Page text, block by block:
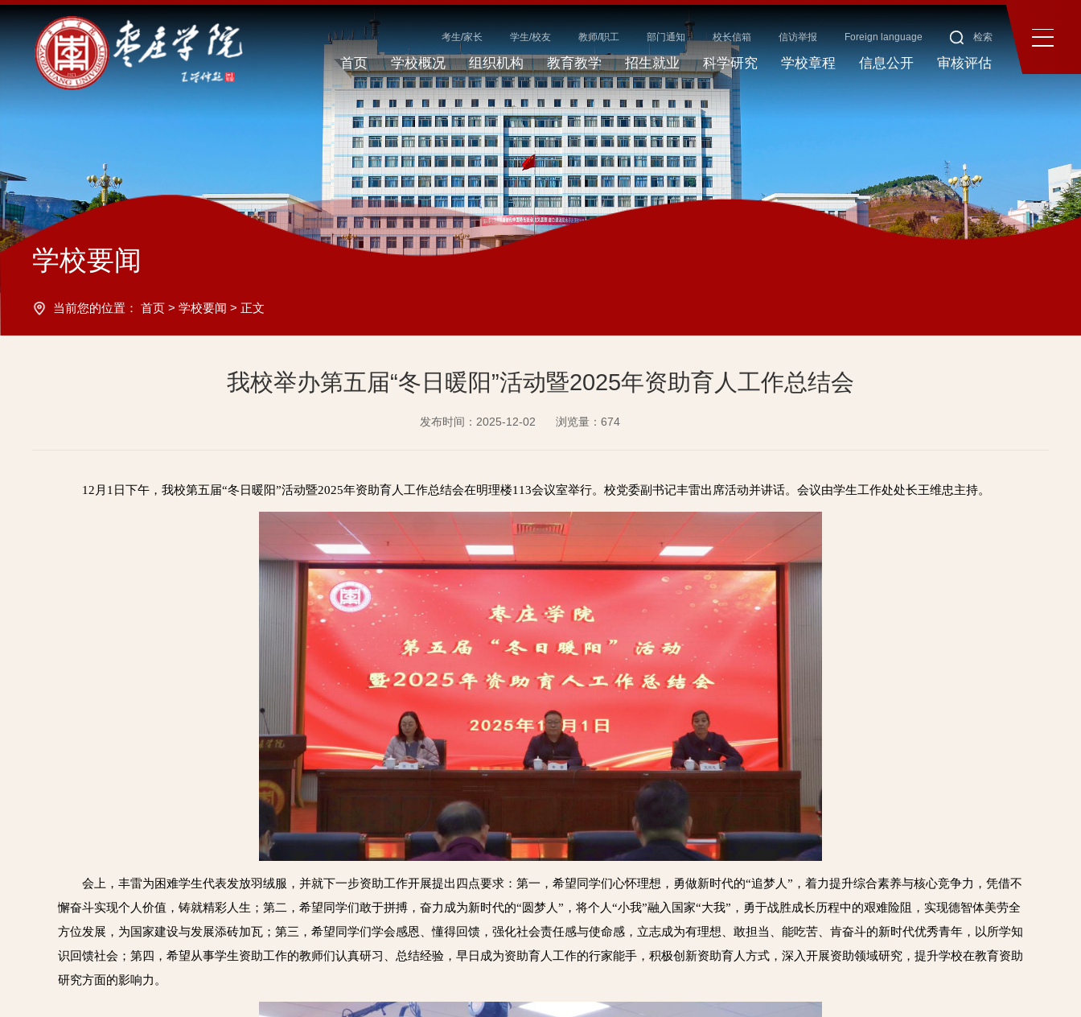
考生/家长 学生/校友 教师/职工 部门通知 校长信箱 信访举报 Foreign language 检索
首页 学校概况 组织机构 教育教学 招生就业 科学研究 学校章程 信息公开 审核评估
学校要闻
当前您的位置： 首页> 学校要闻 > 正文
我校举办第五届“冬日暖阳”活动暨2025年资助育人工作总结会
发布时间：2025-12-02 浏览量：674
12月1日下午，我校第五届“冬日暖阳”活动暨2025年资助育人工作总结会在明理楼113会议室举行。校党委副书记丰雷出席活动并讲话。会议由学生工作处处长王维忠主持。
会上，丰雷为困难学生代表发放羽绒服，并就下一步资助工作开展提出四点要求：第一，希望同学们心怀理想，勇做新时代的“追梦人”，着力提升综合素养与核心竞争力，凭借不
懈奋斗实现个人价值，铸就精彩人生；第二，希望同学们敢于拼搏，奋力成为新时代的“圆梦人”，将个人“小我”融入国家“大我”，勇于战胜成长历程中的艰难险阻，实现德智体美劳全
方位发展，为国家建设与发展添砖加瓦；第三，希望同学们学会感恩、懂得回馈，强化社会责任感与使命感，立志成为有理想、敢担当、能吃苦、肯奋斗的新时代优秀青年，以所学知
识回馈社会；第四，希望从事学生资助工作的教师们认真研习、总结经验，早日成为资助育人工作的行家能手，积极创新资助育人方式，深入开展资助领域研究，提升学校在教育资助
研究方面的影响力。